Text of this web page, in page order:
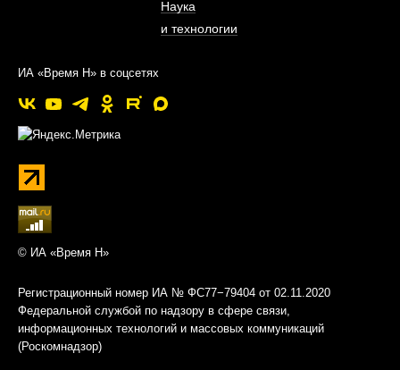
Наука
и технологии
ИА «Время Н» в соцсетях
© ИА «Время Н»
Регистрационный номер ИА № ФС77−79404 от 02.11.2020
Федеральной службой по надзору в сфере связи,
информационных технологий и массовых коммуникаций
(Роскомнадзор)